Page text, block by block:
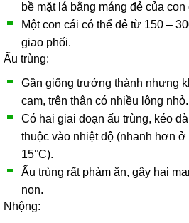
bề mặt lá bằng máng đẻ của con
Một con cái có thể đẻ từ 150 –
giao phối.
Ấu trùng:
Gần giống trưởng thành nhưng
cam, trên thân có nhiều lông nhỏ.
Có hai giai đoạn ấu trùng, kéo
thuộc vào nhiệt độ (nhanh hơn
15°C).
Ấu trùng rất phàm ăn, gây hại
non.
Nhộng: